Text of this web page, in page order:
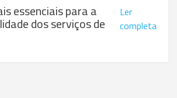
essenciais para a
dos serviços de
Ler
completa